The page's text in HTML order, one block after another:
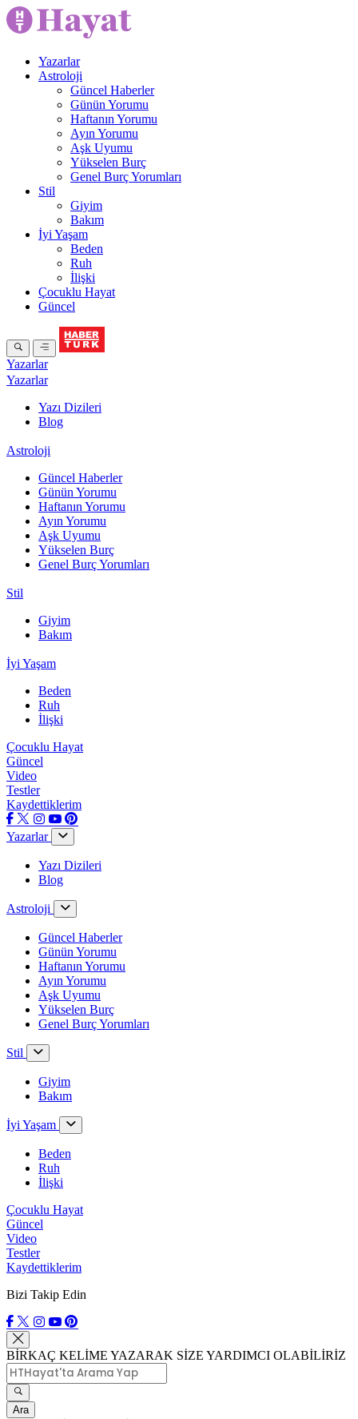
Yazarlar
Astroloji
Güncel Haberler
Günün Yorumu
Haftanın Yorumu
Ayın Yorumu
Aşk Uyumu
Yükselen Burç
Genel Burç Yorumları
Stil
Giyim
Bakım
İyi Yaşam
Beden
Ruh
İlişki
Çocuklu Hayat
Güncel
Yazarlar
Yazarlar
Yazı Dizileri
Blog
Astroloji
Güncel Haberler
Günün Yorumu
Haftanın Yorumu
Ayın Yorumu
Aşk Uyumu
Yükselen Burç
Genel Burç Yorumları
Stil
Giyim
Bakım
İyi Yaşam
Beden
Ruh
İlişki
Çocuklu Hayat
Güncel
Video
Testler
Kaydettiklerim
Yazarlar
Yazı Dizileri
Blog
Astroloji
Güncel Haberler
Günün Yorumu
Haftanın Yorumu
Ayın Yorumu
Aşk Uyumu
Yükselen Burç
Genel Burç Yorumları
Stil
Giyim
Bakım
İyi Yaşam
Beden
Ruh
İlişki
Çocuklu Hayat
Güncel
Video
Testler
Kaydettiklerim
Bizi Takip Edin
BİRKAÇ KELİME YAZARAK SİZE YARDIMCI OLABİLİRİZ
Ara